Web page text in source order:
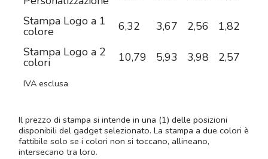
Stampa Logo a 1
colore 6,32 3,67 2,56 1,82
Stampa Logo a 2
colori 10,79 5,93 3,98 2,57
IVA esclusa
Il prezzo di stampa si intende in una (1) delle posizioni
disponibili del gadget selezionato. La stampa a due colori è
fattibile solo se i colori non si toccano, allineano,
intersecano tra loro.